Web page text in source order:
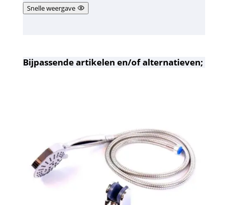
Snelle weergave
Bijpassende artikelen en/of alternatieven;